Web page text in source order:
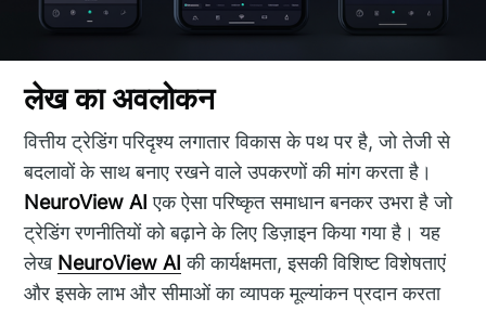
लेख का अवलोकन
वित्तीय ट्रेडिंग परिदृश्य लगातार विकास के पथ पर है, जो तेजी से
बदलावों के साथ बनाए रखने वाले उपकरणों की मांग करता है।
NeuroView AI एक ऐसा परिष्कृत समाधान बनकर उभरा है जो
ट्रेडिंग रणनीतियों को बढ़ाने के लिए डिज़ाइन किया गया है। यह
लेख NeuroView AI की कार्यक्षमता, इसकी विशिष्ट विशेषताएं
और इसके लाभ और सीमाओं का व्यापक मूल्यांकन प्रदान करता